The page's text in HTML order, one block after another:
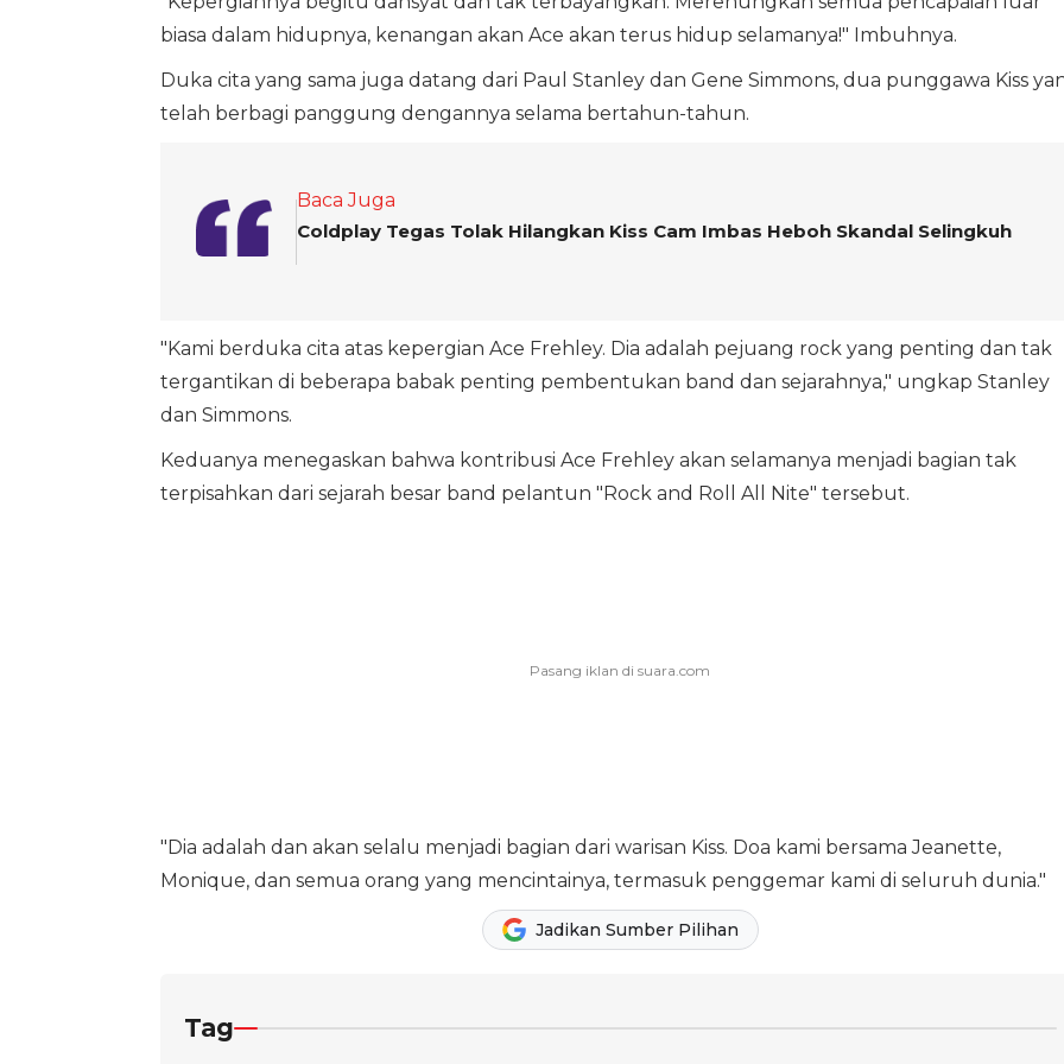
biasa dalam hidupnya, kenangan akan Ace akan terus hidup selamanya!" Imbuhnya.
Duka cita yang sama juga datang dari Paul Stanley dan Gene Simmons, dua punggawa Kiss
telah berbagi panggung dengannya selama bertahun-tahun.
Baca Juga
Coldplay Tegas Tolak Hilangkan Kiss Cam Imbas Heboh Skandal Selingkuh
"Kami berduka cita atas kepergian Ace Frehley. Dia adalah pejuang rock yang penting dan tak
tergantikan di beberapa babak penting pembentukan band dan sejarahnya," ungkap Stanley
dan Simmons.
Keduanya menegaskan bahwa kontribusi Ace Frehley akan selamanya menjadi bagian tak
terpisahkan dari sejarah besar band pelantun "Rock and Roll All Nite" tersebut.
"Dia adalah dan akan selalu menjadi bagian dari warisan Kiss. Doa kami bersama Jeanette,
Monique, dan semua orang yang mencintainya, termasuk penggemar kami di seluruh dunia."
Jadikan Sumber Pilihan
Tag